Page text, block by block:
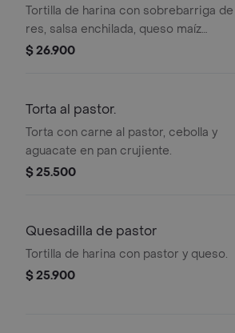
Tortilla de harina con sobrebarriga de
res, salsa enchilada, queso maíz
tierno, sour cream y queso.
$ 26.900
Torta al pastor.
Torta con carne al pastor, cebolla y
aguacate en pan crujiente.
$ 25.500
Quesadilla de pastor
Tortilla de harina con pastor y queso.
$ 25.900